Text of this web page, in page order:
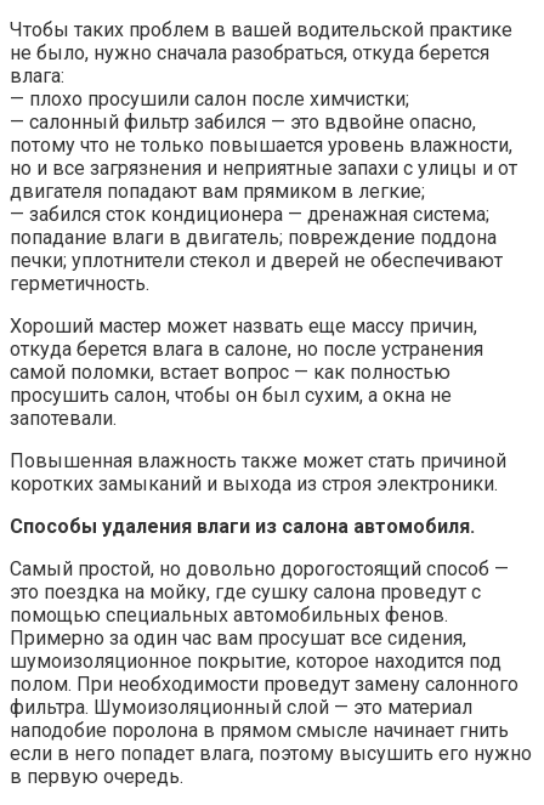
Чтобы таких проблем в вашей водительской практике
не было, нужно сначала разобраться, откуда берется
влага:
— плохо просушили салон после химчистки;
— салонный фильтр забился — это вдвойне опасно,
потому что не только повышается уровень влажности,
но и все загрязнения и неприятные запахи с улицы и от
двигателя попадают вам прямиком в легкие;
— забился сток кондиционера — дренажная система;
попадание влаги в двигатель; повреждение поддона
печки; уплотнители стекол и дверей не обеспечивают
герметичность.
Хороший мастер может назвать еще массу причин,
откуда берется влага в салоне, но после устранения
самой поломки, встает вопрос — как полностью
просушить салон, чтобы он был сухим, а окна не
запотевали.
Повышенная влажность также может стать причиной
коротких замыканий и выхода из строя электроники.
Способы удаления влаги из салона автомобиля.
Самый простой, но довольно дорогостоящий способ —
это поездка на мойку, где сушку салона проведут с
помощью специальных автомобильных фенов.
Примерно за один час вам просушат все сидения,
шумоизоляционное покрытие, которое находится под
полом. При необходимости проведут замену салонного
фильтра. Шумоизоляционный слой — это материал
наподобие поролона в прямом смысле начинает гнить
если в него попадет влага, поэтому высушить его нужно
в первую очередь.